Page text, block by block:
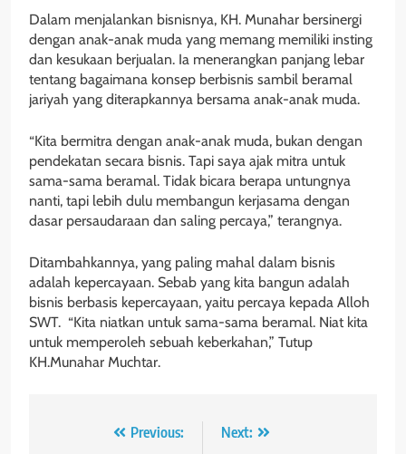
Dalam menjalankan bisnisnya, KH. Munahar bersinergi
dengan anak-anak muda yang memang memiliki insting
dan kesukaan berjualan. Ia menerangkan panjang lebar
tentang bagaimana konsep berbisnis sambil beramal
jariyah yang diterapkannya bersama anak-anak muda.
“Kita bermitra dengan anak-anak muda, bukan dengan
pendekatan secara bisnis. Tapi saya ajak mitra untuk
sama-sama beramal. Tidak bicara berapa untungnya
nanti, tapi lebih dulu membangun kerjasama dengan
dasar persaudaraan dan saling percaya,” terangnya.
Ditambahkannya, yang paling mahal dalam bisnis
adalah kepercayaan. Sebab yang kita bangun adalah
bisnis berbasis kepercayaan, yaitu percaya kepada Alloh
SWT. “Kita niatkan untuk sama-sama beramal. Niat kita
untuk memperoleh sebuah keberkahan,” Tutup
KH.Munahar Muchtar.
Navigasi Previous:
Next: